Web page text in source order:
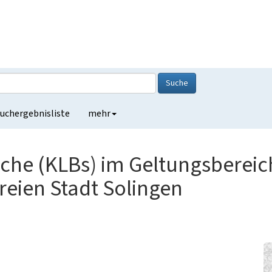
Suche
mehr
(KLBs) im
Stadt Solingen